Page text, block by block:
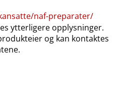
​naf-preparater​/​
ytterligere opplysninger.
og kan kontaktes